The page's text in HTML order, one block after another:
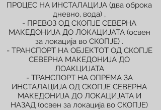
ПРОЦЕС НА ИНСТАЛАЦИЈА (два оброка
дневно, вода) ,
- ПРЕВОЗ ОД СКОПЈЕ СЕВЕРНА
МАКЕДОНИЈА ДО ЛОКАЦИЈАТА (освен
за локација во СКОПЈЕ) .
- ТРАНСПОРТ НА ОБЈЕКТОТ ОД СКОПЈЕ
СЕВЕРНА МАКЕДОНИЈА ДО
ЛОАКЦИЈАТА
- ТРАНСПОРТ НА ОПРЕМА ЗА
ИНСТАЛАЦИЈА ОД СКОПЈЕ СЕВЕРНА
МАКЕДОНИЈА ДО ЛОКАЦИЈАТА И
НАЗАД (освен за локација во СКОПЈЕ)